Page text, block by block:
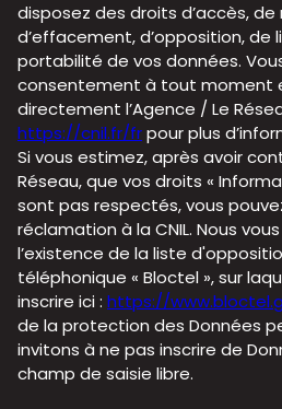
disposez des droits d’accès,
d’effacement, d’opposition,
portabilité de vos données.
consentement à tout moment
directement l’Agence / Le
https://cnil.fr/frpour plus
Si vous estimez, après avoir
Réseau, que vos droits «
sont pas respectés, vous
réclamation à la CNIL. Nous
l’existence de la liste
téléphonique « Bloctel », sur
inscrire ici : https://
de la protection des Données
invitons à ne pas inscrire de
champ de saisie libre.